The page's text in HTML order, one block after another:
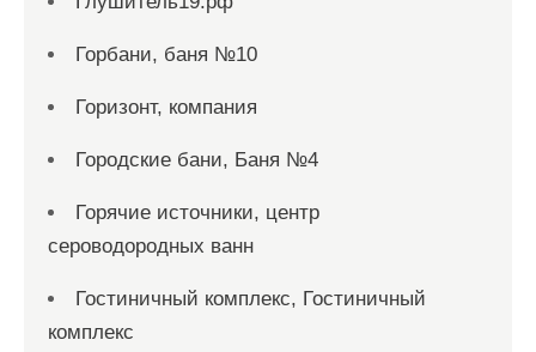
Горбани, баня №10
Горизонт, компания
Городские бани, Баня №4
Горячие источники, центр
сероводородных ванн
Гостиничный комплекс, Гостиничный
комплекс